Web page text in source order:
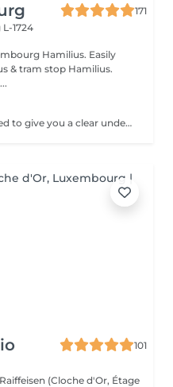
171
1724
Easily
& tram stop Hamilius.
A dedicated consultation designed to give you a clear understanding of your skin and how to treat it effectively. During your visit we: - assess your skin condition - identify key concerns - discuss your goals - review your current skincare routine - recommend products and treatments tailored specifically to your skin This is a space to ask questions, gain clarity, and build a plan that feels right without pressure or obligation. Clear guidance. Honest recommendations. A plan you can trust. Start your GLOW journey with us.
101
(Cloche d'Or, Étage